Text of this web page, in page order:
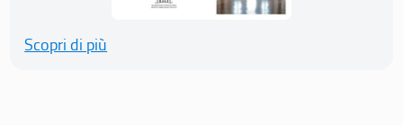
Scopri di più